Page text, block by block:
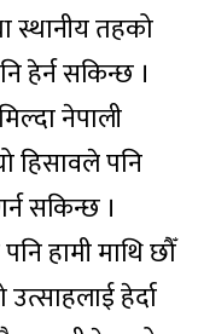
स्थानीय तहको
हेर्न सकिन्छ ।
नेपाली
हिसावले पनि
सकिन्छ ।
हामी माथि छौँ
हेर्दा